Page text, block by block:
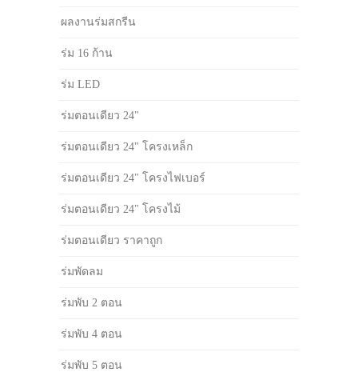
ผลงานร่มสกรีน
ร่ม 16 ก้าน
ร่ม LED
ร่มตอนเดียว 24"
ร่มตอนเดียว 24" โครงเหล็ก
ร่มตอนเดียว 24" โครงไฟเบอร์
ร่มตอนเดียว 24" โครงไม้
ร่มตอนเดียว ราคาถูก
ร่มพัดลม
ร่มพับ 2 ตอน
ร่มพับ 4 ตอน
ร่มพับ 5 ตอน